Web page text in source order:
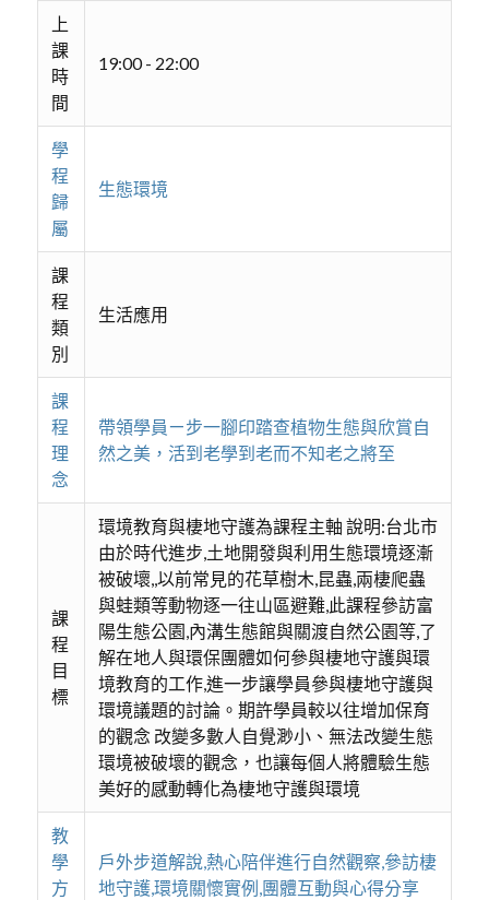
上
課
時
間
19:00 - 22:00
學
程
歸
屬
生態環境
課
程
類
別
生活應用
課
程
理
念
帶領學員ㄧ步一腳印踏查植物生態與欣賞自
然之美，活到老學到老而不知老之將至
課
程
目
標
環境教育與棲地守護為課程主軸 說明:台北市
由於時代進步,土地開發與利用生態環境逐漸
被破壞,,以前常見的花草樹木,昆蟲,兩棲爬蟲
與蛙類等動物逐一往山區避難,此課程參訪富
陽生態公園,內溝生態館與關渡自然公園等,了
解在地人與環保團體如何參與棲地守護與環
境教育的工作,進一步讓學員參與棲地守護與
環境議題的討論。期許學員較以往增加保育
的觀念 改變多數人自覺渺小、無法改變生態
環境被破壞的觀念，也讓每個人將體驗生態
美好的感動轉化為棲地守護與環境
教
學
方
戶外步道解說,熱心陪伴進行自然觀察,參訪棲
地守護,環境關懷實例,團體互動與心得分享